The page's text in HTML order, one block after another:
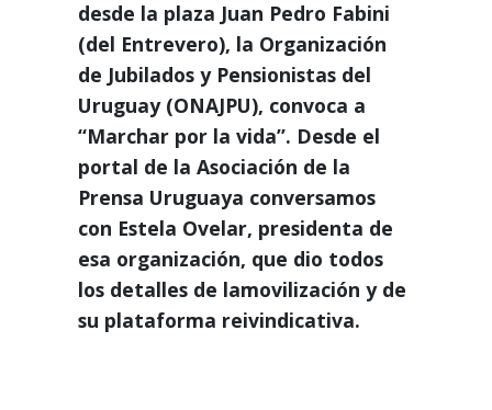
desde la plaza Juan Pedro Fabini
(del Entrevero), la Organización
de Jubilados y Pensionistas del
Uruguay (ONAJPU), convoca a
“Marchar por la vida”. Desde el
portal de la Asociación de la
Prensa Uruguaya conversamos
con Estela Ovelar, presidenta de
esa organización, que dio todos
los detalles de lamovilización y de
su plataforma reivindicativa.